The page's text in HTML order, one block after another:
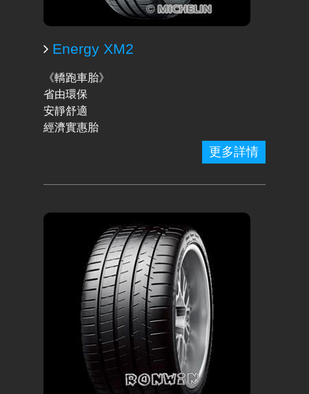
Energy XM2
《轎跑車胎》
省由環保
安靜舒適
經濟實惠胎
更多詳情